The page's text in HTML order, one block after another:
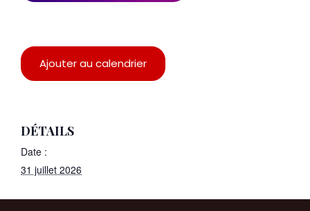
Ajouter au calendrier
DÉTAILS
Date :
31 juillet 2026